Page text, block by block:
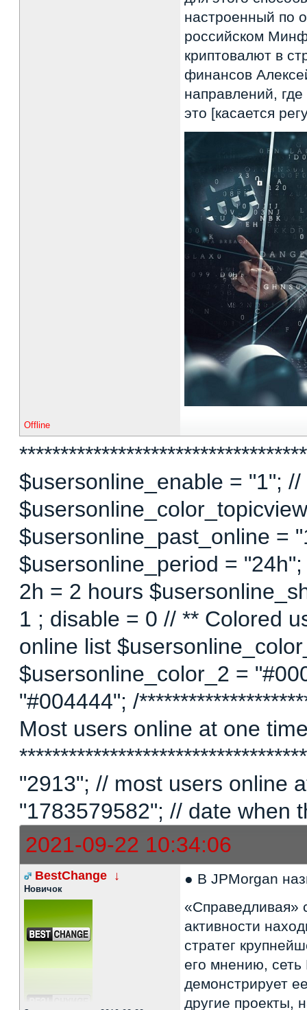
настроенный по
российском
криптовалют в
финансов
направлений,
это [касается
Offline
$usersonline_enable = "1";
$usersonline_past_online =
$usersonline_period =
2h = 2 hours
1 ; disable = 0 // ** Colored
online list
$usersonline_color_2 =
"#004444"; /
Most users online at one
"2913"; // most users online
"1783579582"; // date when
2021-09-22 10:34:06
BestChange ↓
Новичок
● В JPMorgan
«Справедливая»
активности
стратег
его мнению, сеть
демонстрирует
другие проекты,